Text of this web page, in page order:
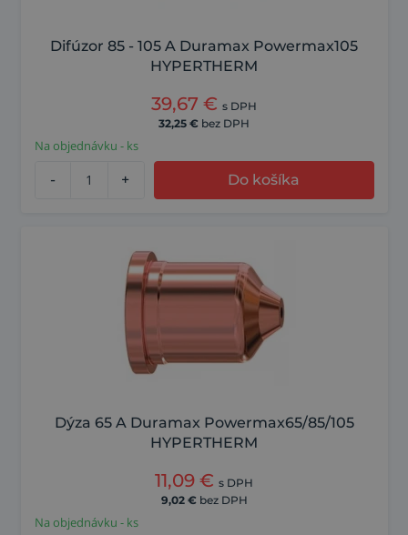
Difúzor 85 - 105 A Duramax Powermax105
HYPERTHERM
39,67 € s DPH
32,25 € bez DPH
Na objednávku - ks
- + Do košíka
Dýza 65 A Duramax Powermax65/85/105
HYPERTHERM
11,09 € s DPH
9,02 € bez DPH
Na objednávku - ks